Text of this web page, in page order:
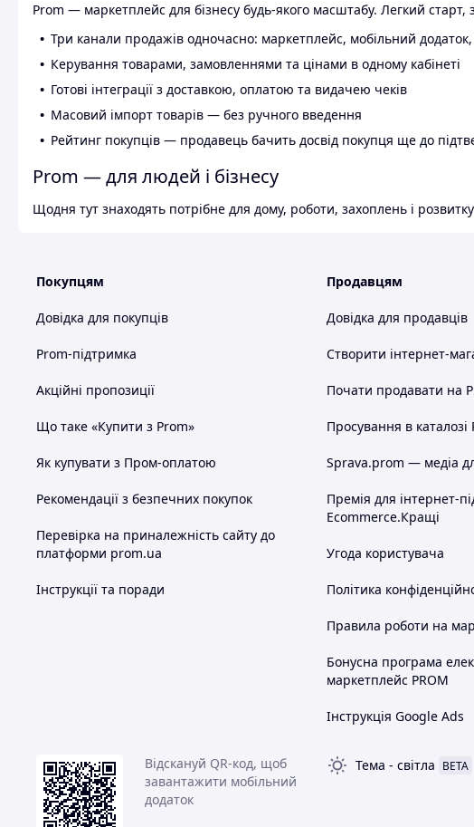
Prom — маркетплейс для бізнесу будь-якого масштабу. Легкий старт,
Три канали продажів одночасно: маркетплейс, мобільний
Керування товарами, замовленнями та цінами в одному кабінеті
Готові інтеграції з доставкою, оплатою та видачею чеків
Масовий імпорт товарів — без ручного введення
Рейтинг покупців — продавець бачить досвід покупця ще до
Prom — для людей і бізнесу
Щодня тут знаходять потрібне для дому, роботи, захоплень і
Покупцям
Довідка для покупців
Prom-підтримка
Акційні пропозиції
Що таке «Купити з Prom»
Як купувати з Пром-оплатою
Рекомендації з безпечних покупок
Перевірка на приналежність сайту до
платформи prom.ua
Інструкції та поради
Продавцям
Довідка для продавців
Створити інтернет-
Почати продавати на
Просування в каталозі
Sprava.prom — медіа
Премія для інтернет-
Ecommerce.Кращі
Угода користувача
Політика
Правила роботи на
Бонусна програма
маркетплейс PROM
Інструкція Google Ads
Відскануй QR-код, щоб
завантажити мобільний
додаток
Тема - світла BETA